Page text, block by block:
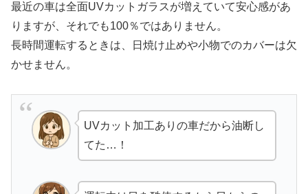
最近の車は全面UVカットガラスが増えていて安心感があ
りますが、それでも100％ではありません。
長時間運転するときは、日焼け止めや小物でのカバーは欠
かせません。
UVカット加工ありの車だから油断し
てた…！